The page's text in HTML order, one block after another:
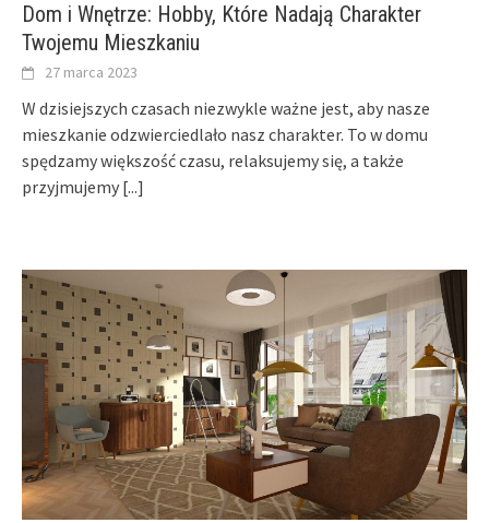
Dom i Wnętrze: Hobby, Które Nadają Charakter
Twojemu Mieszkaniu
27 marca 2023
W dzisiejszych czasach niezwykle ważne jest, aby nasze
mieszkanie odzwierciedlało nasz charakter. To w domu
spędzamy większość czasu, relaksujemy się, a także
przyjmujemy [...]